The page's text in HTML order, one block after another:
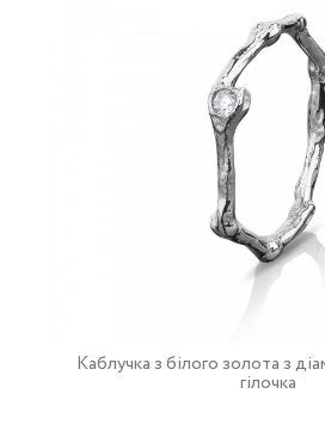
Каблучка з білого золота з
гілочка